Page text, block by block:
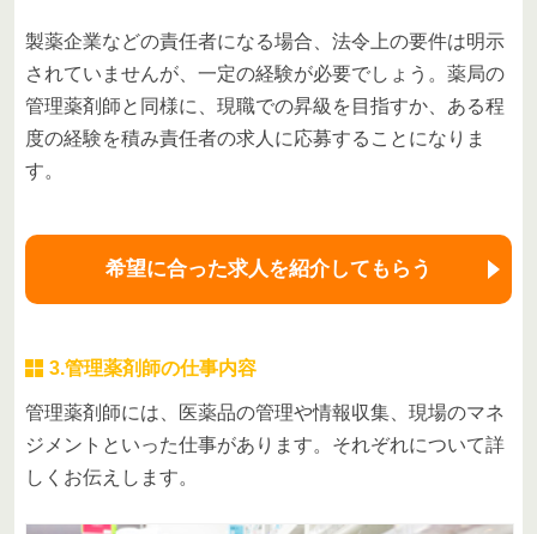
製薬企業などの責任者になる場合、法令上の要件は明示
されていませんが、一定の経験が必要でしょう。薬局の
管理薬剤師と同様に、現職での昇級を目指すか、ある程
度の経験を積み責任者の求人に応募することになりま
す。
希望に合った求人を紹介してもらう
3.管理薬剤師の仕事内容
管理薬剤師には、医薬品の管理や情報収集、現場のマネ
ジメントといった仕事があります。それぞれについて詳
しくお伝えします。